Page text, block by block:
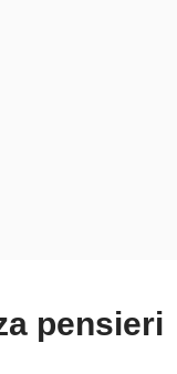
pensieri